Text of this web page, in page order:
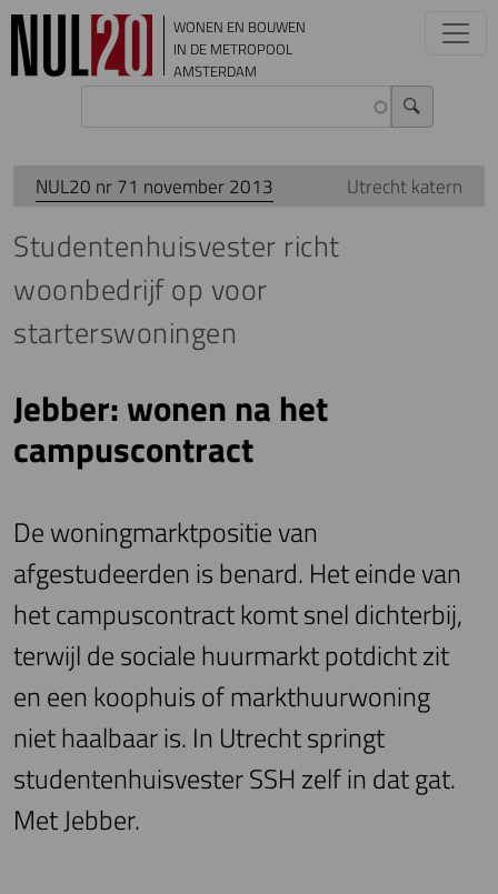
Overslaan en naar de inhoud gaan
WONEN EN BOUWEN
IN DE METROPOOL
AMSTERDAM
NUL20 nr 71 november 2013 Utrecht katern
Studentenhuisvester richt
woonbedrijf op voor
starterswoningen
Jebber: wonen na het
campuscontract
De woningmarktpositie van
afgestudeerden is benard. Het einde van
het campuscontract komt snel dichterbij,
terwijl de sociale huurmarkt potdicht zit
en een koophuis of markthuurwoning
niet haalbaar is. In Utrecht springt
studentenhuisvester SSH zelf in dat gat.
Met Jebber.